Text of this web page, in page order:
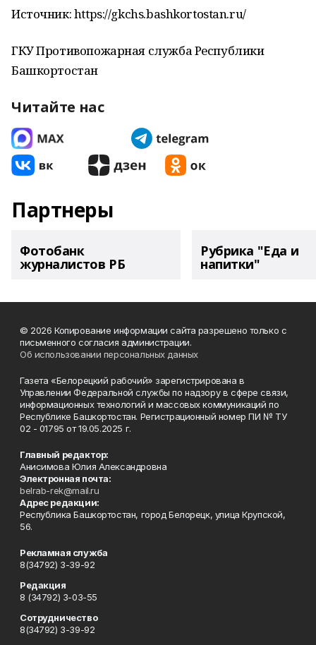
Источник: https://gkchs.bashkortostan.ru/
ГКУ Противопожарная служба Республики
Башкортостан
Читайте нас
Партнеры
Фотобанк
журналистов РБ
Рубрика "Еда и
напитки"
© 2026 Копирование информации сайта разрешено только с
письменного согласия администрации.
Об использовании персональных данных
Газета «Белорецкий рабочий» зарегистрирована в
Управлении Федеральной службы по надзору в сфере связи,
информационных технологий и массовых коммуникаций по
Республике Башкортостан. Регистрационный номер ПИ № ТУ
02 - 01795 от 19.05.2025 г.
Главный редактор:
Анисимова Юлия Александровна
Электронная почта:
belrab-rek@mail.ru
Адрес редакции:
Республика Башкортостан, город Белорецк, улица Крупской,
56.
Рекламная служба
8(34792) 3-39-92
Редакция
8 (34792) 3-03-55
Сотрудничество
8(34792) 3-39-92